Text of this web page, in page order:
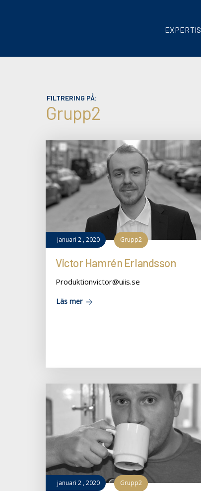
EXPERTIS
FILTRERING PÅ:
Grupp2
januari 2 ,2020 Grupp2
Victor Hamrén Erlandsson
Produktionvictor@uiis.se
Läs mer
januari 2 ,2020 Grupp2